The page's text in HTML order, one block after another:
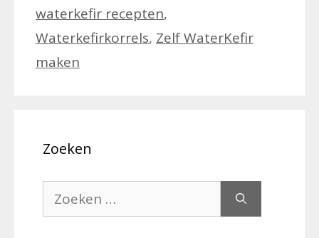
waterkefir recepten,
Waterkefirkorrels, Zelf WaterKefir
maken
Zoeken
Zoek
naar: